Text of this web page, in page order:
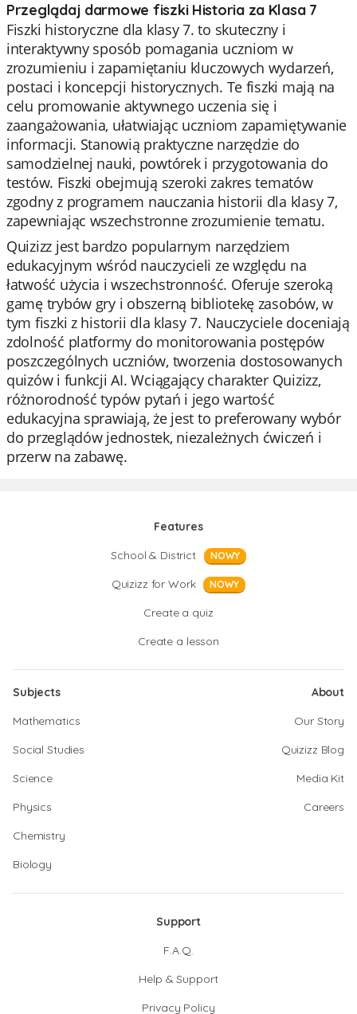
Przeglądaj darmowe fiszki Historia za Klasa 7
Fiszki historyczne dla klasy 7. to skuteczny i
interaktywny sposób pomagania uczniom w
zrozumieniu i zapamiętaniu kluczowych wydarzeń,
postaci i koncepcji historycznych. Te fiszki mają na
celu promowanie aktywnego uczenia się i
zaangażowania, ułatwiając uczniom zapamiętywanie
informacji. Stanowią praktyczne narzędzie do
samodzielnej nauki, powtórek i przygotowania do
testów. Fiszki obejmują szeroki zakres tematów
zgodny z programem nauczania historii dla klasy 7,
zapewniając wszechstronne zrozumienie tematu.
Quizizz jest bardzo popularnym narzędziem
edukacyjnym wśród nauczycieli ze względu na
łatwość użycia i wszechstronność. Oferuje szeroką
gamę trybów gry i obszerną bibliotekę zasobów, w
tym fiszki z historii dla klasy 7. Nauczyciele doceniają
zdolność platformy do monitorowania postępów
poszczególnych uczniów, tworzenia dostosowanych
quizów i funkcji AI. Wciągający charakter Quizizz,
różnorodność typów pytań i jego wartość
edukacyjna sprawiają, że jest to preferowany wybór
do przeglądów jednostek, niezależnych ćwiczeń i
przerw na zabawę.
Features
School & District
NOWY
Quizizz for Work NOWY
Create a quiz
Create a lesson
Subjects
Mathematics
Social Studies
Science
Physics
Chemistry
Biology
About
Our Story
Quizizz Blog
Media Kit
Careers
Support
F.A.Q.
Help & Support
Privacy Policy